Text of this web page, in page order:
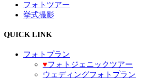
フォトツアー
挙式撮影
QUICK LINK
フォトプラン
♥️フォトジェニックツアー
ウェディングフォトプラン